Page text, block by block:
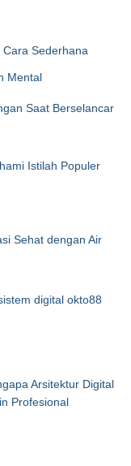
Sederhana
Mental
Saat Berselancar
Istilah Populer
Sehat dengan Air
digital okto88
Arsitektur Digital
Profesional